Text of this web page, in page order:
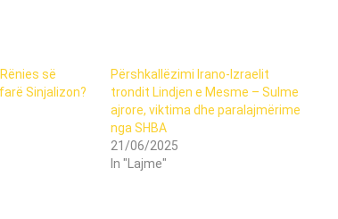
së
Sinjalizon?
Përshkallëzimi Irano-Izraelit
trondit Lindjen e Mesme – Sulme
ajrore, viktima dhe paralajmërime
nga SHBA
21/06/2025
In "Lajme"